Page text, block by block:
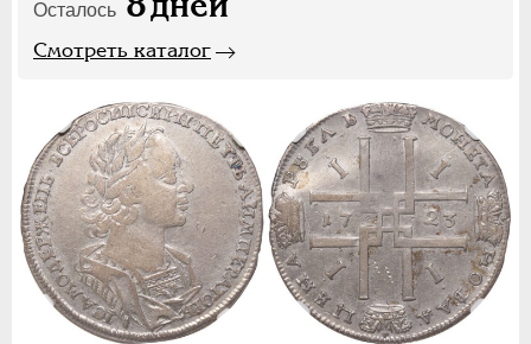
Осталось
Смотреть каталог